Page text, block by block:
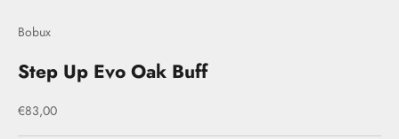
Bobux
Step Up Evo Oak Buff
Prix de vente
€83,00